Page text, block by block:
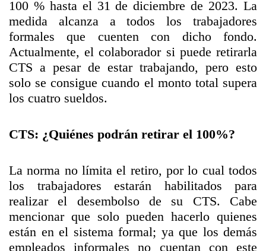
100 % hasta el 31 de diciembre de 2023. La
medida alcanza a todos los trabajadores
formales que cuenten con dicho fondo.
Actualmente, el colaborador si puede retirarla
CTS a pesar de estar trabajando, pero esto
solo se consigue cuando el monto total supera
los cuatro sueldos.
CTS: ¿Quiénes podrán retirar el 100%?
La norma no límita el retiro, por lo cual todos
los trabajadores estarán habilitados para
realizar el desembolso de su CTS. Cabe
mencionar que solo pueden hacerlo quienes
están en el sistema formal; ya que los demás
empleados informales no cuentan con este